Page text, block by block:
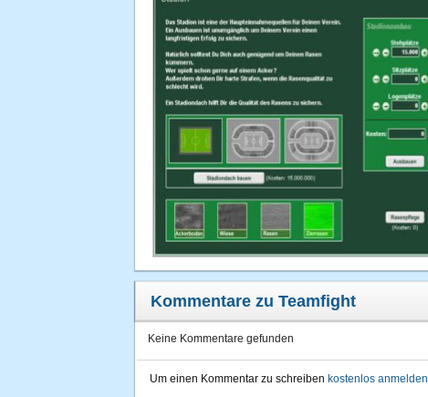
Kommentare zu Teamfight
Keine Kommentare gefunden
Um einen Kommentar zu schreiben kostenlos anmelden